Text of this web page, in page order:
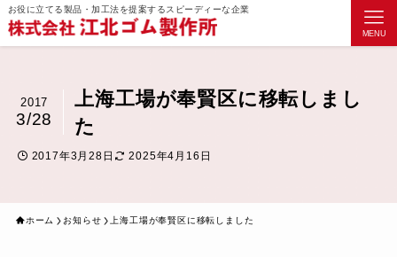
お役に立てる製品・加工法を提案するスピーディーな企業
MENU
上海工場が奉賢区に移転しまし
た
2017
3/28
2017年3月28日 2025年4月16日
ホーム お知らせ 上海工場が奉賢区に移転しました